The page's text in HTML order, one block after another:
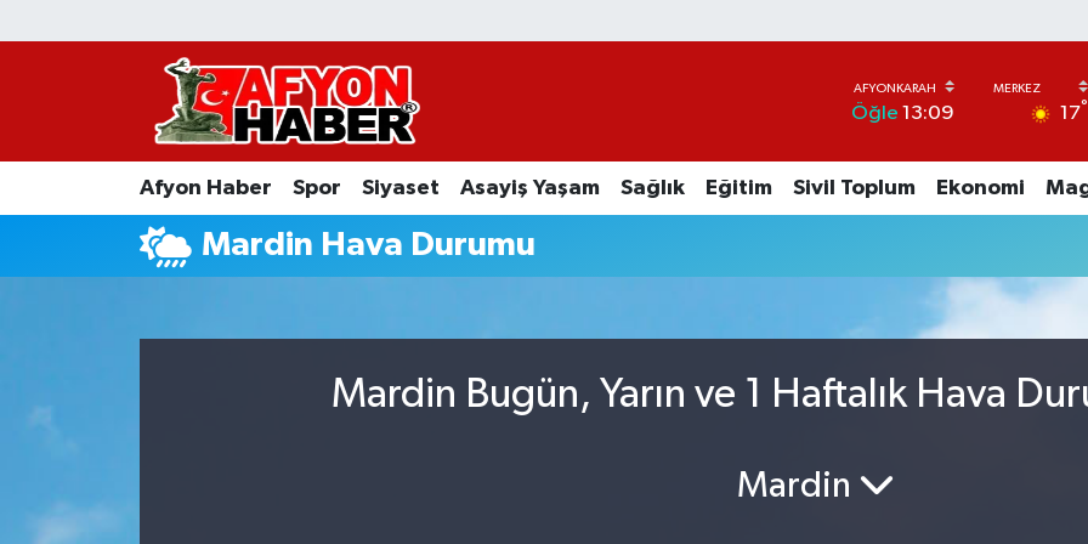
Öğle 13:09 17°
Afyon Haber Spor Siyaset Asayiş Yaşam Sağlık Eğitim Sivil Toplum Ekonomi
Mardin Hava Durumu
Mardin Bugün, Yarın ve 1 Haftalık Hava
Mardin
Afyon Haber
Spor
Asayiş Yaşam